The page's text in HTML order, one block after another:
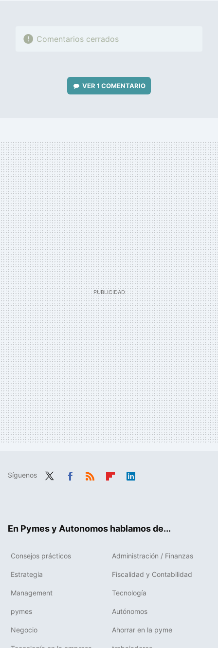
Comentarios cerrados
VER 1 COMENTARIO
Síguenos
En Pymes y Autonomos hablamos de...
Consejos prácticos Administración / Finanzas
Estrategia Fiscalidad y Contabilidad
Management Tecnología
pymes Autónomos
Negocio Ahorrar en la pyme